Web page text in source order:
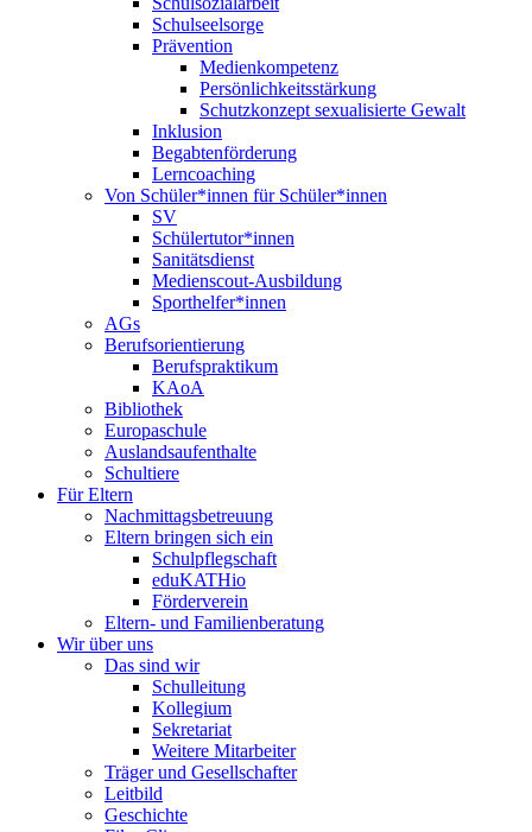
Schulseelsorge
Prävention
Medienkompetenz
Persönlichkeitsstärkung
Schutzkonzept sexualisierte Gewalt
Inklusion
Begabtenförderung
Lerncoaching
Von Schüler*innen für Schüler*innen
SV
Schülertutor*innen
Sanitätsdienst
Medienscout-Ausbildung
Sporthelfer*innen
AGs
Berufsorientierung
Berufspraktikum
KAoA
Bibliothek
Europaschule
Auslandsaufenthalte
Schultiere
Für Eltern
Nachmittagsbetreuung
Eltern bringen sich ein
Schulpflegschaft
eduKATHio
Förderverein
Eltern- und Familienberatung
Wir über uns
Das sind wir
Schulleitung
Kollegium
Sekretariat
Weitere Mitarbeiter
Träger und Gesellschafter
Leitbild
Geschichte